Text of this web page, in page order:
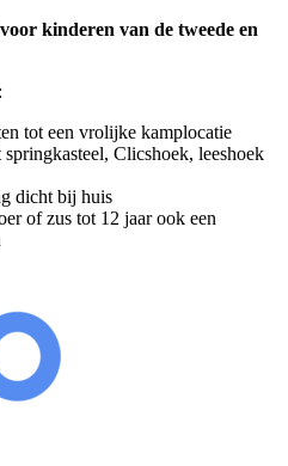
kinderen van de tweede en
tot een vrolijke kamplocatie
Clicshoek, leeshoek
dicht bij huis
of zus tot 12 jaar ook een